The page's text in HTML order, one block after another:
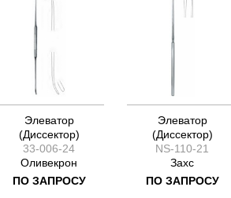
Элеватор
(Диссектор)
33-006-24
Оливекрон
ПО ЗАПРОСУ
Элеватор
(Диссектор)
NS-110-21
Захс
ПО ЗАПРОСУ